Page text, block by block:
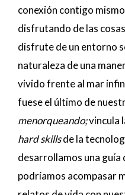
conexión contigo
disfrutando de las
disfrute de un entorno
naturaleza de una
vivido frente al mar
fuese el último de
menorqueando;vincula
hard skillsde la
desarrollamos una guía
podríamos acompasar